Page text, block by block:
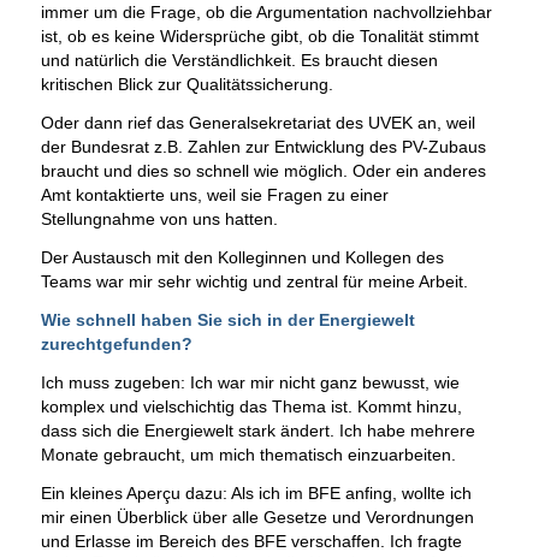
immer um die Frage, ob die Argumentation nachvollziehbar
ist, ob es keine Widersprüche gibt, ob die Tonalität stimmt
und natürlich die Verständlichkeit. Es braucht diesen
kritischen Blick zur Qualitätssicherung.
Oder dann rief das Generalsekretariat des UVEK an, weil
der Bundesrat z.B. Zahlen zur Entwicklung des PV-Zubaus
braucht und dies so schnell wie möglich. Oder ein anderes
Amt kontaktierte uns, weil sie Fragen zu einer
Stellungnahme von uns hatten.
Der Austausch mit den Kolleginnen und Kollegen des
Teams war mir sehr wichtig und zentral für meine Arbeit.
Wie schnell haben Sie sich in der Energiewelt
zurechtgefunden?
Ich muss zugeben: Ich war mir nicht ganz bewusst, wie
komplex und vielschichtig das Thema ist. Kommt hinzu,
dass sich die Energiewelt stark ändert. Ich habe mehrere
Monate gebraucht, um mich thematisch einzuarbeiten.
Ein kleines Aperçu dazu: Als ich im BFE anfing, wollte ich
mir einen Überblick über alle Gesetze und Verordnungen
und Erlasse im Bereich des BFE verschaffen. Ich fragte